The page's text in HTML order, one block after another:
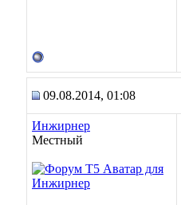
09.08.2014, 01:08
Инжирнер
Местный